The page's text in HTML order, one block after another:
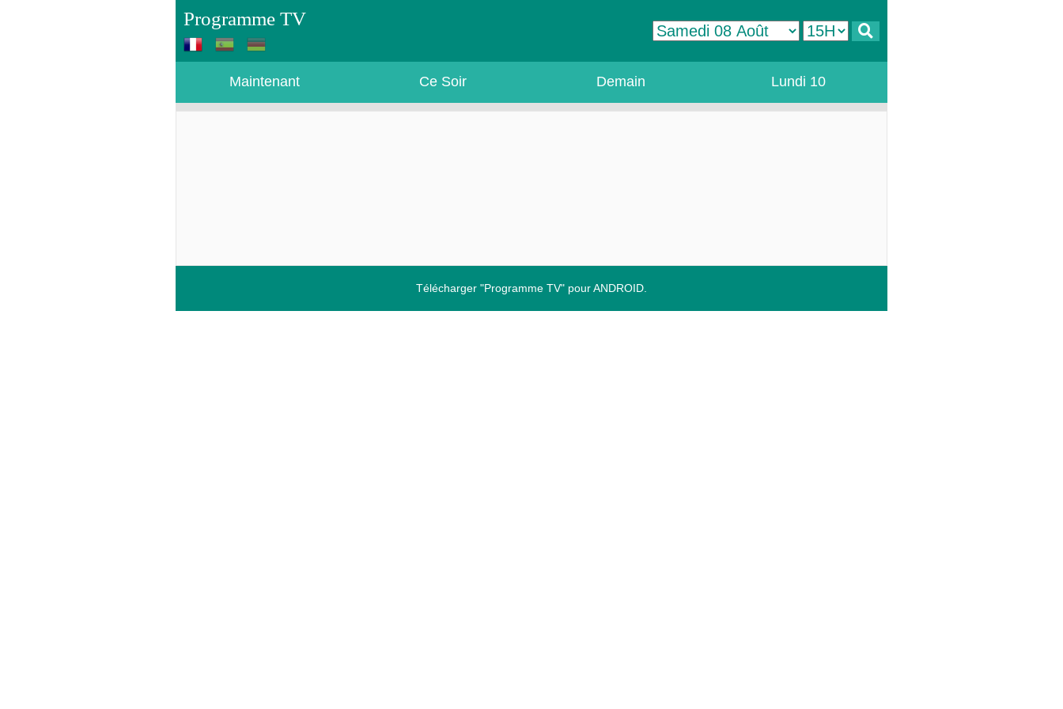
Programme TV
Maintenant Ce Soir Demain Lundi 10
Télécharger "Programme TV" pour ANDROID.